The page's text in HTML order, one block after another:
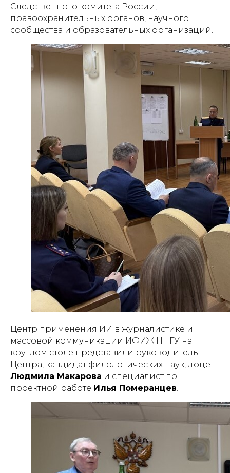
Следственного комитета России,
правоохранительных органов, научного
сообщества и образовательных организаций.
Центр применения ИИ в журналистике и
массовой коммуникации ИФИЖ ННГУ на
круглом столе представили руководитель
Центра, кандидат филологических наук, доцент
Людмила Макарова и специалист по
проектной работе Илья Померанцев.